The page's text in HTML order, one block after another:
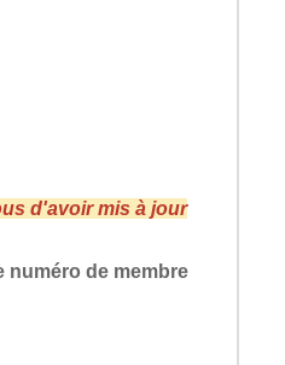
d'avoir mis à jour
numéro de membre